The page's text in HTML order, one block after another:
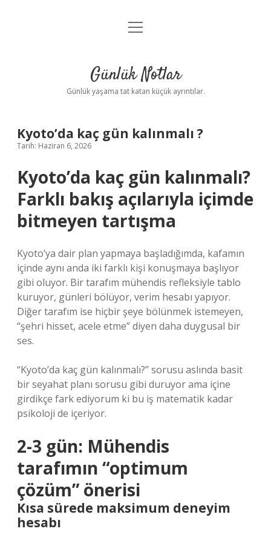
Anasayfa
Yasal Uyarı
menüyü
Günlük Notlar
Günlük yaşama tat katan küçük ayrıntılar.
Kyoto’da kaç gün kalınmalı ?
Tarih: Haziran 6, 2026
Kyoto’da kaç gün kalınmalı?
Farklı bakış açılarıyla içimde
bitmeyen tartışma
Kyoto’ya dair plan yapmaya başladığımda, kafamın
içinde aynı anda iki farklı kişi konuşmaya başlıyor
gibi oluyor. Bir tarafım mühendis refleksiyle tablo
kuruyor, günleri bölüyor, verim hesabı yapıyor.
Diğer tarafım ise hiçbir şeye bölünmek istemeyen,
“şehri hisset, acele etme” diyen daha duygusal bir
ses.
“Kyoto’da kaç gün kalınmalı?” sorusu aslında basit
bir seyahat planı sorusu gibi duruyor ama içine
girdikçe fark ediyorum ki bu iş matematik kadar
psikoloji de içeriyor.
2-3 gün: Mühendis
tarafımın “optimum
çözüm” önerisi
Kısa sürede maksimum deneyim
hesabı